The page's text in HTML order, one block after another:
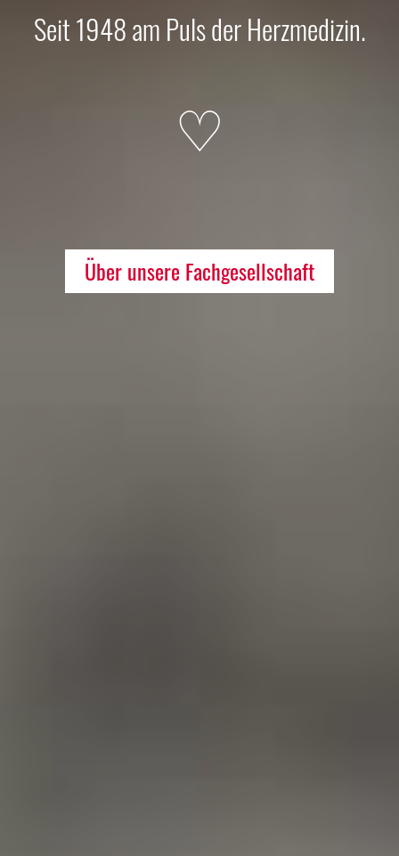
Seit 1948 am Puls der Herzmedizin.
♡
Über unsere Fachgesellschaft